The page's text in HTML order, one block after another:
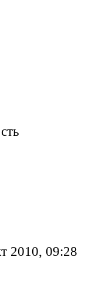
2010, 09:28